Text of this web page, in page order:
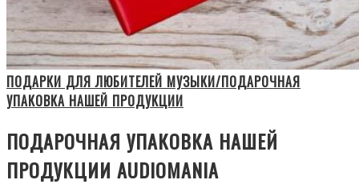
ПОДАРКИ ДЛЯ ЛЮБИТЕЛЕЙ МУЗЫКИ/ПОДАРОЧНАЯ
УПАКОВКА НАШЕЙ ПРОДУКЦИИ
ПОДАРОЧНАЯ УПАКОВКА НАШЕЙ
ПРОДУКЦИИ AUDIOMANIA